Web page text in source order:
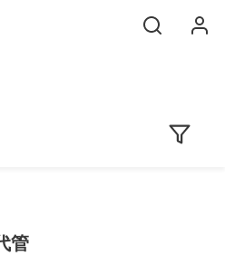
管